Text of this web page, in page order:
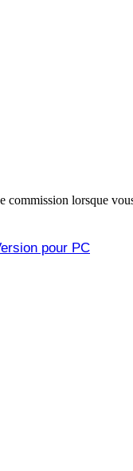
lorsque
pour PC